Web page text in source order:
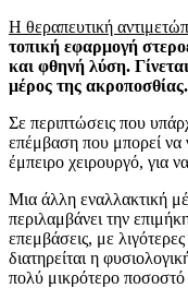
Η θεραπευτική
τοπική εφαρμογή
και φθηνή λύση.
μέρος της
Σε περιπτώσεις που
επέμβαση που μπορεί να
έμπειρο χειρουργό, για
Μια άλλη εναλλακτική
περιλαμβάνει την
επεμβάσεις, με
διατηρείται η
πολύ μι­κρότερο ποσοστό